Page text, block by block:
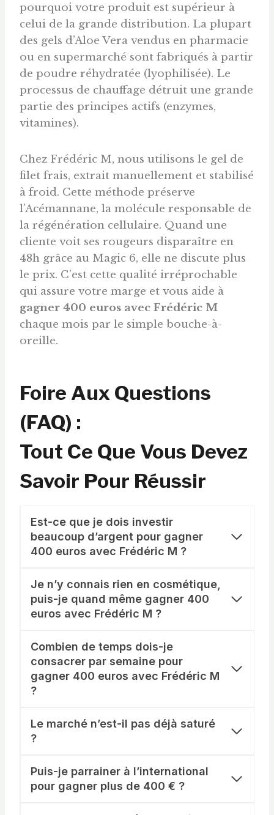
pourquoi votre produit est supérieur à
celui de la grande distribution. La plupart
des gels d’Aloe Vera vendus en pharmacie
ou en supermarché sont fabriqués à partir
de poudre réhydratée (lyophilisée). Le
processus de chauffage détruit une grande
partie des principes actifs (enzymes,
vitamines).
Chez Frédéric M, nous utilisons le gel de
filet frais, extrait manuellement et stabilisé
à froid. Cette méthode préserve
l’Acémannane, la molécule responsable de
la régénération cellulaire. Quand une
cliente voit ses rougeurs disparaître en
48h grâce au Magic 6, elle ne discute plus
le prix. C’est cette qualité irréprochable
qui assure votre marge et vous aide à
gagner 400 euros avec Frédéric M
chaque mois par le simple bouche-à-
oreille.
Foire Aux Questions
(FAQ) :
Tout Ce Que Vous Devez
Savoir Pour Réussir
Est-ce que je dois investir
beaucoup d’argent pour gagner
400 euros avec Frédéric M ?
Je n’y connais rien en cosmétique,
puis-je quand même gagner 400
euros avec Frédéric M ?
Combien de temps dois-je
consacrer par semaine pour
gagner 400 euros avec Frédéric M
?
Le marché n’est-il pas déjà saturé
?
Puis-je parrainer à l’international
pour gagner plus de 400 € ?